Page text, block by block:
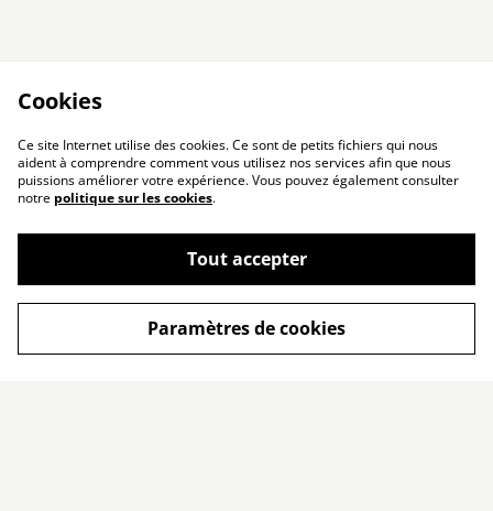
Livraison & Retours
Conditions Générales
de Vente
Cookies
Ce site Internet utilise des cookies. Ce sont de petits fichiers qui nous
aident à comprendre comment vous utilisez nos services afin que nous
puissions améliorer votre expérience. Vous pouvez également consulter
notre politique sur les cookies.
Tout accepter
Paramètres de cookies